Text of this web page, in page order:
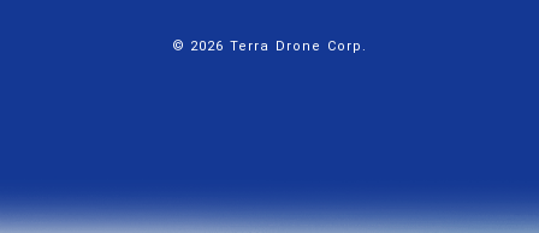
© 2026 Terra Drone Corp.